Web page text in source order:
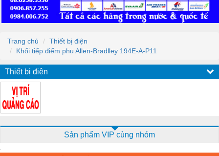
Trang chủ
Thiết bị điện
Khối tiếp điểm phụ Allen-Bradlley 194E-A-P11
Thiết bị điện
Sản phẩm VIP cùng nhóm